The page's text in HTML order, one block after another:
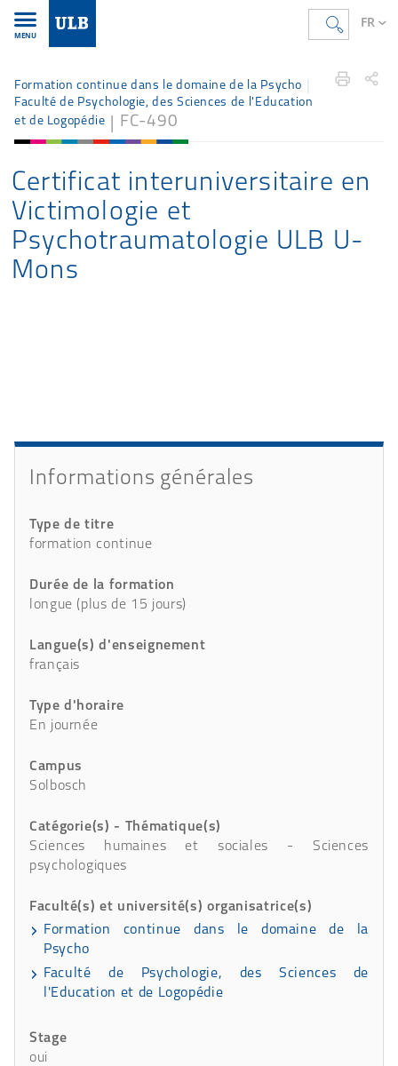
FR
MENU
Formation continue dans le domaine de la Psycho
Faculté de Psychologie, des Sciences de l'Education
et de Logopédie
FC-490
Certificat interuniversitaire en
Victimologie et
Psychotraumatologie ULB U-
Mons
Détails
Informations générales
Type de titre
formation continue
Durée de la formation
longue (plus de 15 jours)
Langue(s) d'enseignement
français
Type d'horaire
En journée
Campus
Solbosch
Catégorie(s) - Thématique(s)
Sciences humaines et sociales - Sciences
psychologiques
Faculté(s) et université(s) organisatrice(s)
Formation continue dans le domaine de la
Psycho
Faculté de Psychologie, des Sciences de
l'Education et de Logopédie
Stage
oui